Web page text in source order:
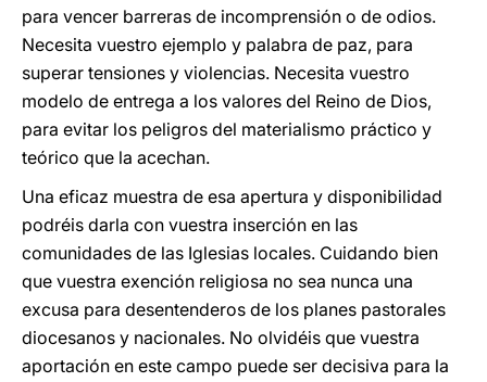
para vencer barreras de incomprensión o de odios.
Necesita vuestro ejemplo y palabra de paz, para
superar tensiones y violencias. Necesita vuestro
modelo de entrega a los valores del Reino de Dios,
para evitar los peligros del materialismo práctico y
teórico que la acechan.
Una eficaz muestra de esa apertura y disponibilidad
podréis darla con vuestra inserción en las
comunidades de las Iglesias locales. Cuidando bien
que vuestra exención religiosa no sea nunca una
excusa para desentenderos de los planes pastorales
diocesanos y nacionales. No olvidéis que vuestra
aportación en este campo puede ser decisiva para la